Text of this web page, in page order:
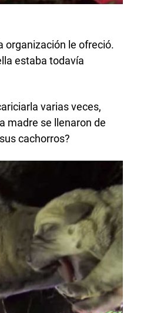
organización le ofreció.
estaba todavía
varias veces,
madre se llenaron de
cachorros?